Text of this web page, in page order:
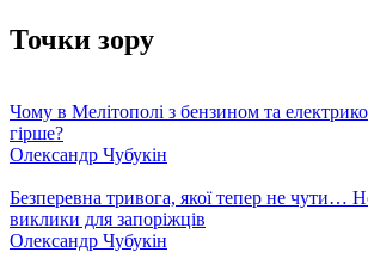
Точки зору
Чому в Мелітополі з бензином та
гірше?
Олександр Чубукін
Безперевна тривога, якої тепер не чути…
виклики для запоріжців
Олександр Чубукін